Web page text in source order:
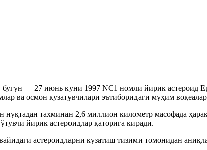
— 27 июнь куни 1997 NC1 номли йирик астероид
ва осмон кузатувчилари эътиборидаги муҳим
тахминан 2,6 миллион километр масофада
йирик астероидлар қаторига киради.
астероидларни кузатиш тизими томонидан